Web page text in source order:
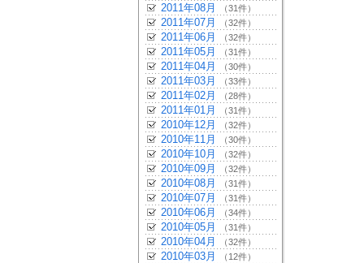
2011年08月 （31件）
2011年07月 （32件）
2011年06月 （32件）
2011年05月 （31件）
2011年04月 （30件）
2011年03月 （33件）
2011年02月 （28件）
2011年01月 （31件）
2010年12月 （32件）
2010年11月 （30件）
2010年10月 （32件）
2010年09月 （32件）
2010年08月 （31件）
2010年07月 （31件）
2010年06月 （34件）
2010年05月 （31件）
2010年04月 （32件）
2010年03月 （12件）